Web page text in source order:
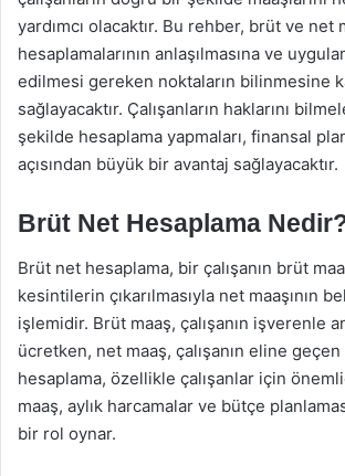
yardımcı olacaktır. Bu rehber, brüt ve net
hesaplamalarının anlaşılmasına ve
edilmesi gereken noktaların bilinmesine
sağlayacaktır. Çalışanların haklarını
şekilde hesaplama yapmaları, finansal
açısından büyük bir avantaj sağlayacaktır.
Brüt Net Hesaplama
Brüt net hesaplama, bir çalışanın brüt
kesintilerin çıkarılmasıyla net maaşının
işlemidir. Brüt maaş, çalışanın işverenle
ücretken, net maaş, çalışanın eline geçen
hesaplama, özellikle çalışanlar için
maaş, aylık harcamalar ve bütçe
bir rol oynar.